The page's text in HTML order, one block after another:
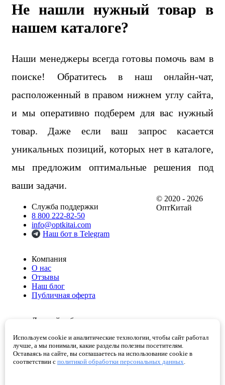
Не нашли нужный товар в
нашем каталоге?
Наши менеджеры всегда готовы помочь вам в
поиске! Обратитесь в наш онлайн-чат,
расположенный в правом нижнем углу сайта,
и мы оперативно подберем для вас нужный
товар. Даже если ваш запрос касается
уникальных позиций, которых нет в каталоге,
мы предложим оптимальные решения под
ваши задачи.
Служба поддержки
8 800 222-82-50
info@optkitai.com
Наш бот в Telegram
Компания
О нас
Отзывы
Наш блог
Публичная оферта
Личный кабинет
Избранное
Корзина
Проверенные поставщики
© 2020 - 2026
ОптКитай
Используем cookie и аналитические технологии, чтобы сайт работал
лучше, а мы понимали, какие разделы полезны посетителям.
Оставаясь на сайте, вы соглашаетесь на использование cookie в
соответствии с политикой обработки персональных данных.